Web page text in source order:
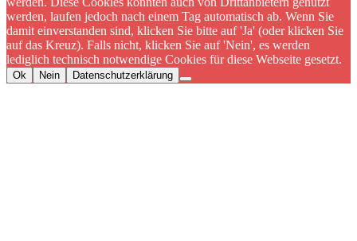
werden, laufen jedoch nach einem Tag automatisch ab. Wenn Sie
damit einverstanden sind, klicken Sie bitte auf 'Ja' (oder klicken Sie
auf das Kreuz). Falls nicht, klicken Sie auf 'Nein', es werden
lediglich technisch notwendige Cookies für diese Webseite gesetzt.
Ok Nein Datenschutzerklärung